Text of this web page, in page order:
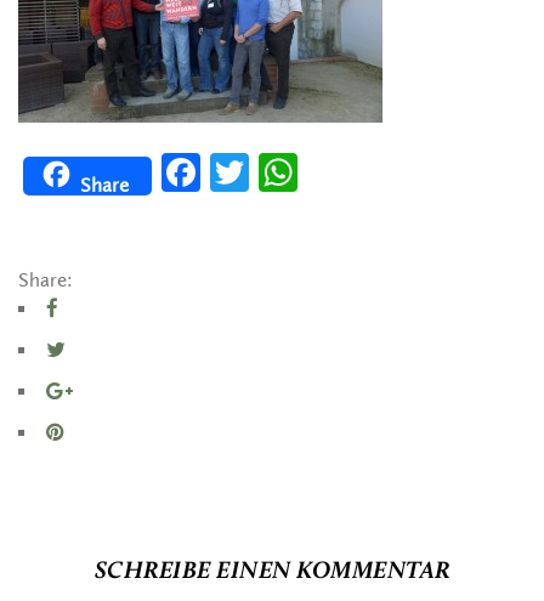
Share
FacebookTwitter
Share:
SCHREIBE EINEN KOMMENTAR